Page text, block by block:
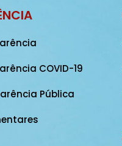
COVID-19
Pública